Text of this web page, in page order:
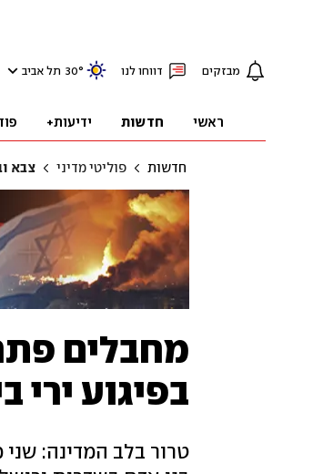
מבזקים דווחו לנו 30° תל אביב
ראשי חדשות ידיעות+
חדשות פוליטי מדיני צבא
בפיגוע ירי
טרור בלב המדינה: